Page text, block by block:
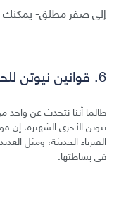
إلى صفر مطلق- يمكنك
6. قوانين نيوتن للحركة:
طالما أننا نتحدث عن واحد
نيوتن الأخرى الشهيرة، إن
الفيزياء الحديثة، ومثل
في بساطتها.